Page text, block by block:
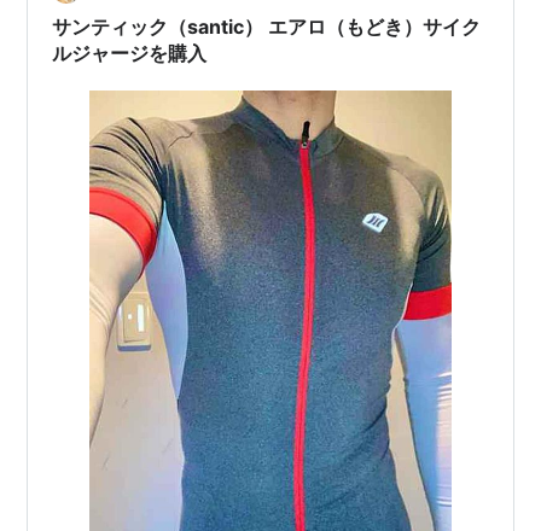
サンティック（santic） エアロ（もどき）サイク
ルジャージを購入